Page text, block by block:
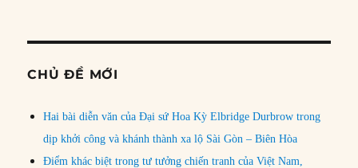
CHỦ ĐỀ MỚI
Hai bài diễn văn của Đại sứ Hoa Kỳ Elbridge Durbrow trong
dịp khởi công và khánh thành xa lộ Sài Gòn – Biên Hòa
Điểm khác biệt trong tư tưởng chiến tranh của Việt Nam,